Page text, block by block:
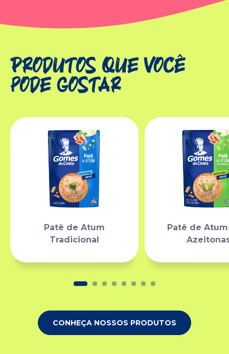
Produtos que você
pode gostar
Patê de Atum
Tradicional
Patê de
CONHEÇA NOSSOS PRODUTOS